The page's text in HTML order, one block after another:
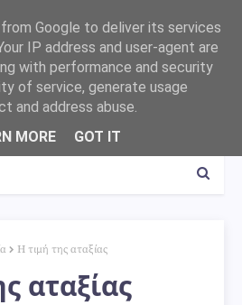
Η τιμή της αταξίας
αταξίας
Google to deliver its services
IP address and user-agent are
with performance and security
of service, generate usage
and address abuse.
MORE
GOT IT